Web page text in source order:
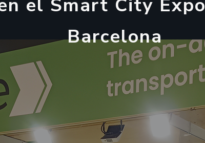
n el Smart City Expo
Barcelona